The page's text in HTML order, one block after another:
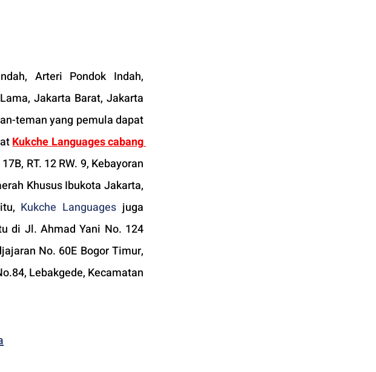
Arteri Pondok Indah,
Jakarta Barat, Jakarta
teman yang pemula dapat
Kukche Languages cabang
RT. 12 RW. 9, Kebayoran
Khusus Ibukota Jakarta,
Kukche Languages juga
di Jl. Ahmad Yani No. 124
No. 60E Bogor Timur,
Lebakgede, Kecamatan